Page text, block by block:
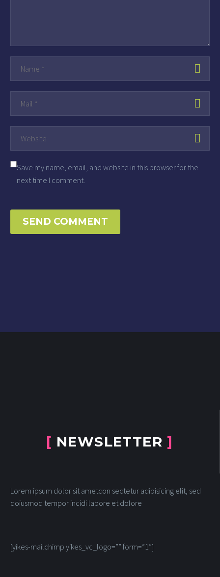
Save my name, email, and website in this browser for the
next time I comment.
SEND COMMENT
[ NEWSLETTER ]
Lorem ipsum dolor sit ametcon sectetur adipisicing elit, sed
doiusmod tempor incidi labore et dolore
[yikes-mailchimp yikes_vc_logo=”” form=”1″]